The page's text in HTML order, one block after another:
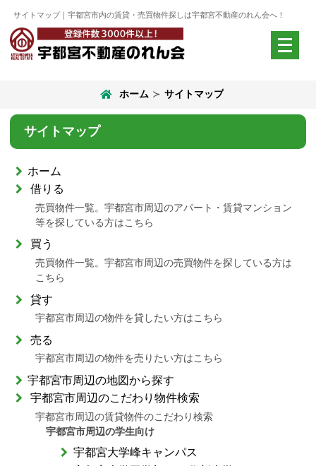
サイトマップ｜宇都宮市内の賃貸・売買物件探しは宇都宮不動産のれん会へ！
メ
ニ
開
ホーム サイトマップ
サイトマップ
ホーム
借りる
売買物件一覧。宇都宮市周辺のアパート・賃貸マンション
等を探している方はこちら
買う
売買物件一覧。宇都宮市周辺の売買物件を探している方は
こちら
貸す
宇都宮市周辺の物件を貸したい方はこちら
売る
宇都宮市周辺の物件を売りたい方はこちら
宇都宮市周辺の地図から探す
宇都宮市周辺のこだわり物件検索
宇都宮市周辺の賃貸物件のこだわり検索
宇都宮市周辺の学生向け
宇都宮大学峰キャンパス